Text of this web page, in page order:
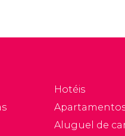
Hotéis
Aluguel de